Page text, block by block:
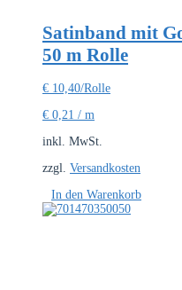
Satinband mit
50 m Rolle
€ 10,40/Rolle
€ 0,21 / m
inkl. MwSt.
zzgl. Versandkosten
In den Warenkorb